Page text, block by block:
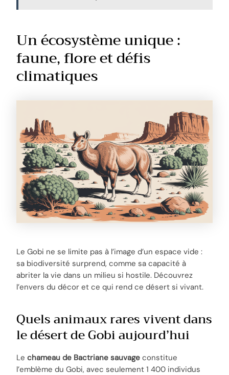
Un écosystème unique :
faune, flore et défis
climatiques
Le Gobi ne se limite pas à l’image d’un espace vide :
sa biodiversité surprend, comme sa capacité à
abriter la vie dans un milieu si hostile. Découvrez
l’envers du décor et ce qui rend ce désert si vivant.
Quels animaux rares vivent dans
le désert de Gobi aujourd’hui
Lechameau de Bactriane sauvage constitue
l’emblème du Gobi, avec seulement 1 400 individus